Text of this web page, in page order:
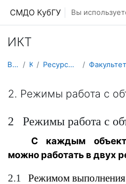
СМДО КубГУ Вы
ИКТ
В начало Курсы Ресурсы подразделений КубГУ
2. Режимы работа с
2 Режимы работа с
С каждым
можно работать в двух
2.1 Режимом